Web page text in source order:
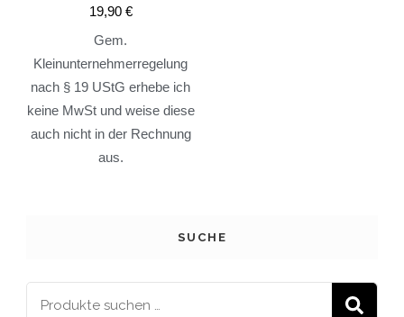
19,90 €
Gem.
Kleinunternehmerregelung
nach § 19 UStG erhebe ich
keine MwSt und weise diese
auch nicht in der Rechnung
aus.
SUCHE